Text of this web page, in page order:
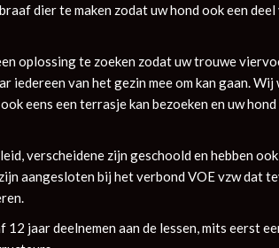
dier te maken zodat uw hond ook een deel
oplossing te zoeken zodat uw trouwe
iedereen van het gezin mee om kan gaan. Wij
eens een terrasje kan bezoeken en uw
verscheidene zijn geschoold en hebben
aangesloten bij het verbond VOE vzw dat
12 jaar deelnemen aan de lessen, mits eerst